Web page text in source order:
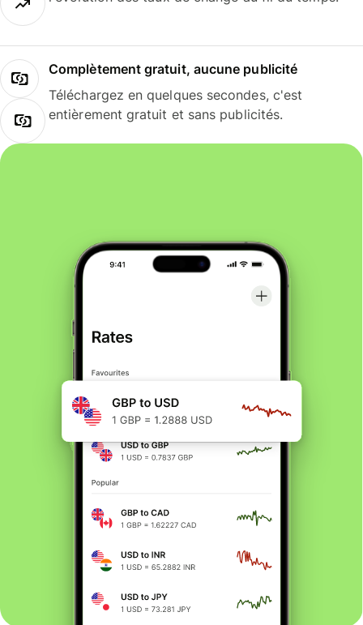
Complètement gratuit, aucune publicité
Téléchargez en quelques secondes, c'est
entièrement gratuit et sans publicités.